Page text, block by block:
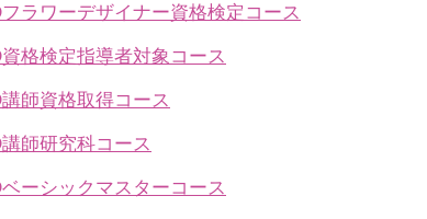
ラワーデザイナー資格検定コース
格検定指導者対象コース
師資格取得コース
師研究科コース
ーシックマスターコース